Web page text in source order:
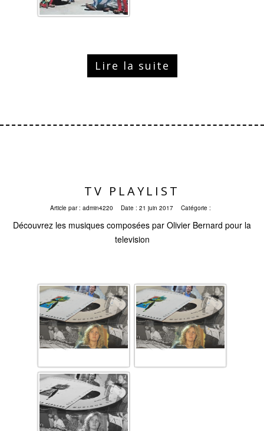
Lire la suite
TV PLAYLIST
Article par : admin4220 Date : 21 juin 2017 Catégorie :
Découvrez les musiques composées par Olivier Bernard pour la
television